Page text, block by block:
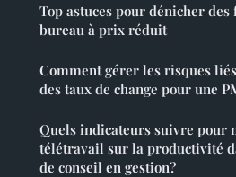
Top astuces pour dénicher
bureau à prix réduit
Comment gérer les risques
des taux de change pour une
Quels indicateurs suivre pour
télétravail sur la productivité
de conseil en gestion?